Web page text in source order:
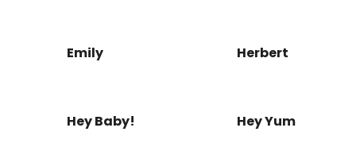
Emily Herbert
Hey Baby! Hey Yum